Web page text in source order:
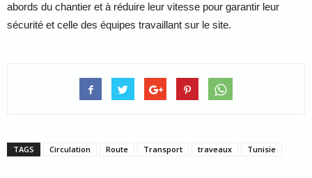
abords du chantier et à réduire leur vitesse pour garantir leur
sécurité et celle des équipes travaillant sur le site.
TAGS Circulation Route Transport traveaux Tunisie